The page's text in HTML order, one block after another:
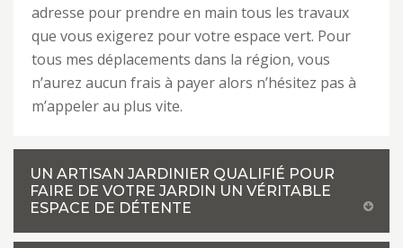
adresse pour prendre en main tous les travaux
que vous exigerez pour votre espace vert. Pour
tous mes déplacements dans la région, vous
n’aurez aucun frais à payer alors n’hésitez pas à
m’appeler au plus vite.
UN ARTISAN JARDINIER QUALIFIÉ POUR
FAIRE DE VOTRE JARDIN UN VÉRITABLE
ESPACE DE DÉTENTE